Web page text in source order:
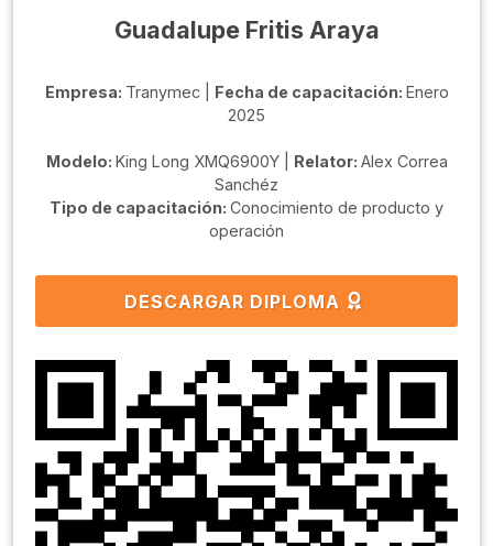
Guadalupe Fritis Araya
Empresa: Tranymec | Fecha de capacitación: Enero
2025
Modelo: King Long XMQ6900Y | Relator: Alex Correa
Sanchéz
Tipo de capacitación: Conocimiento de producto y
operación
DESCARGAR DIPLOMA